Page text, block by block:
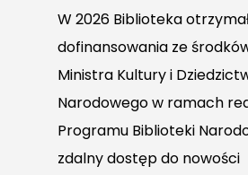
W 2026 Biblioteka
dofinansowania ze
Ministra Kultury i
Narodowego w ramach
Programu Biblioteki
zdalny dostęp do nowości